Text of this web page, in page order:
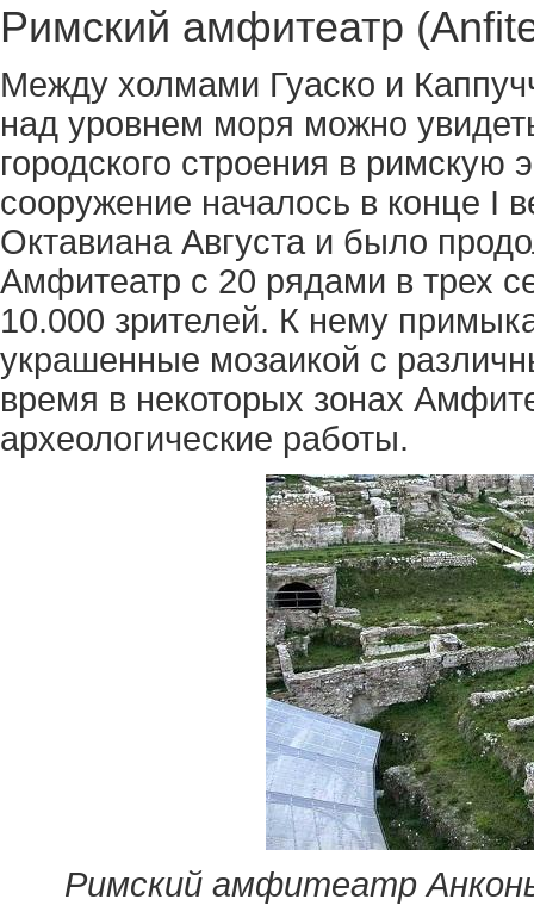
Римский амфитеатр
Между холмами Гуаско и
над уровнем моря можно
городского строения в римскую
сооружение началось в конце I
Октавиана Августа и было
Амфитеатр с 20 рядами в трех
10.000 зрителей. К нему
украшенные мозаикой с
время в некоторых зонах
археологические работы.
Римский амфитеатр